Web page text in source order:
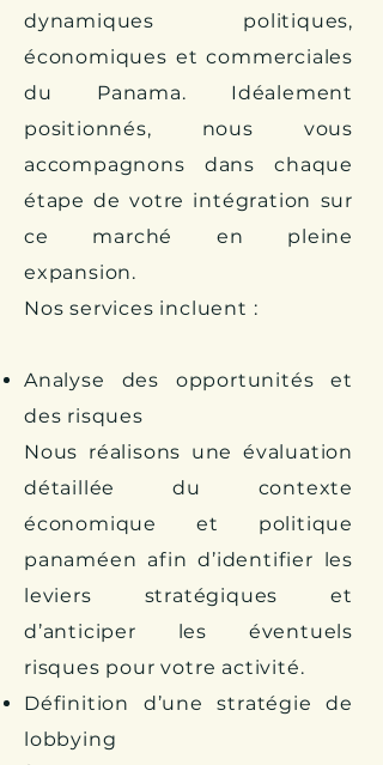
dynamiques politiques,
économiques et commerciales
du Panama. Idéalement
positionnés, nous vous
accompagnons dans chaque
étape de votre intégration sur
ce marché en pleine
expansion.
Nos services incluent :
Analyse des opportunités et
des risques
Nous réalisons une évaluation
détaillée du contexte
économique et politique
panaméen afin d’identifier les
leviers stratégiques et
d’anticiper les éventuels
risques pour votre activité.
Définition d’une stratégie de
lobbying